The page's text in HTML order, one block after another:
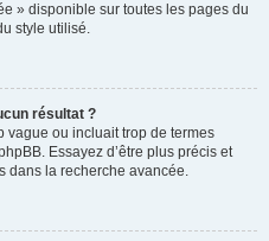
» disponible sur toutes les pages du
style utilisé.
résultat ?
vague ou incluait trop de termes
Essayez d’être plus précis et
dans la recherche avancée.